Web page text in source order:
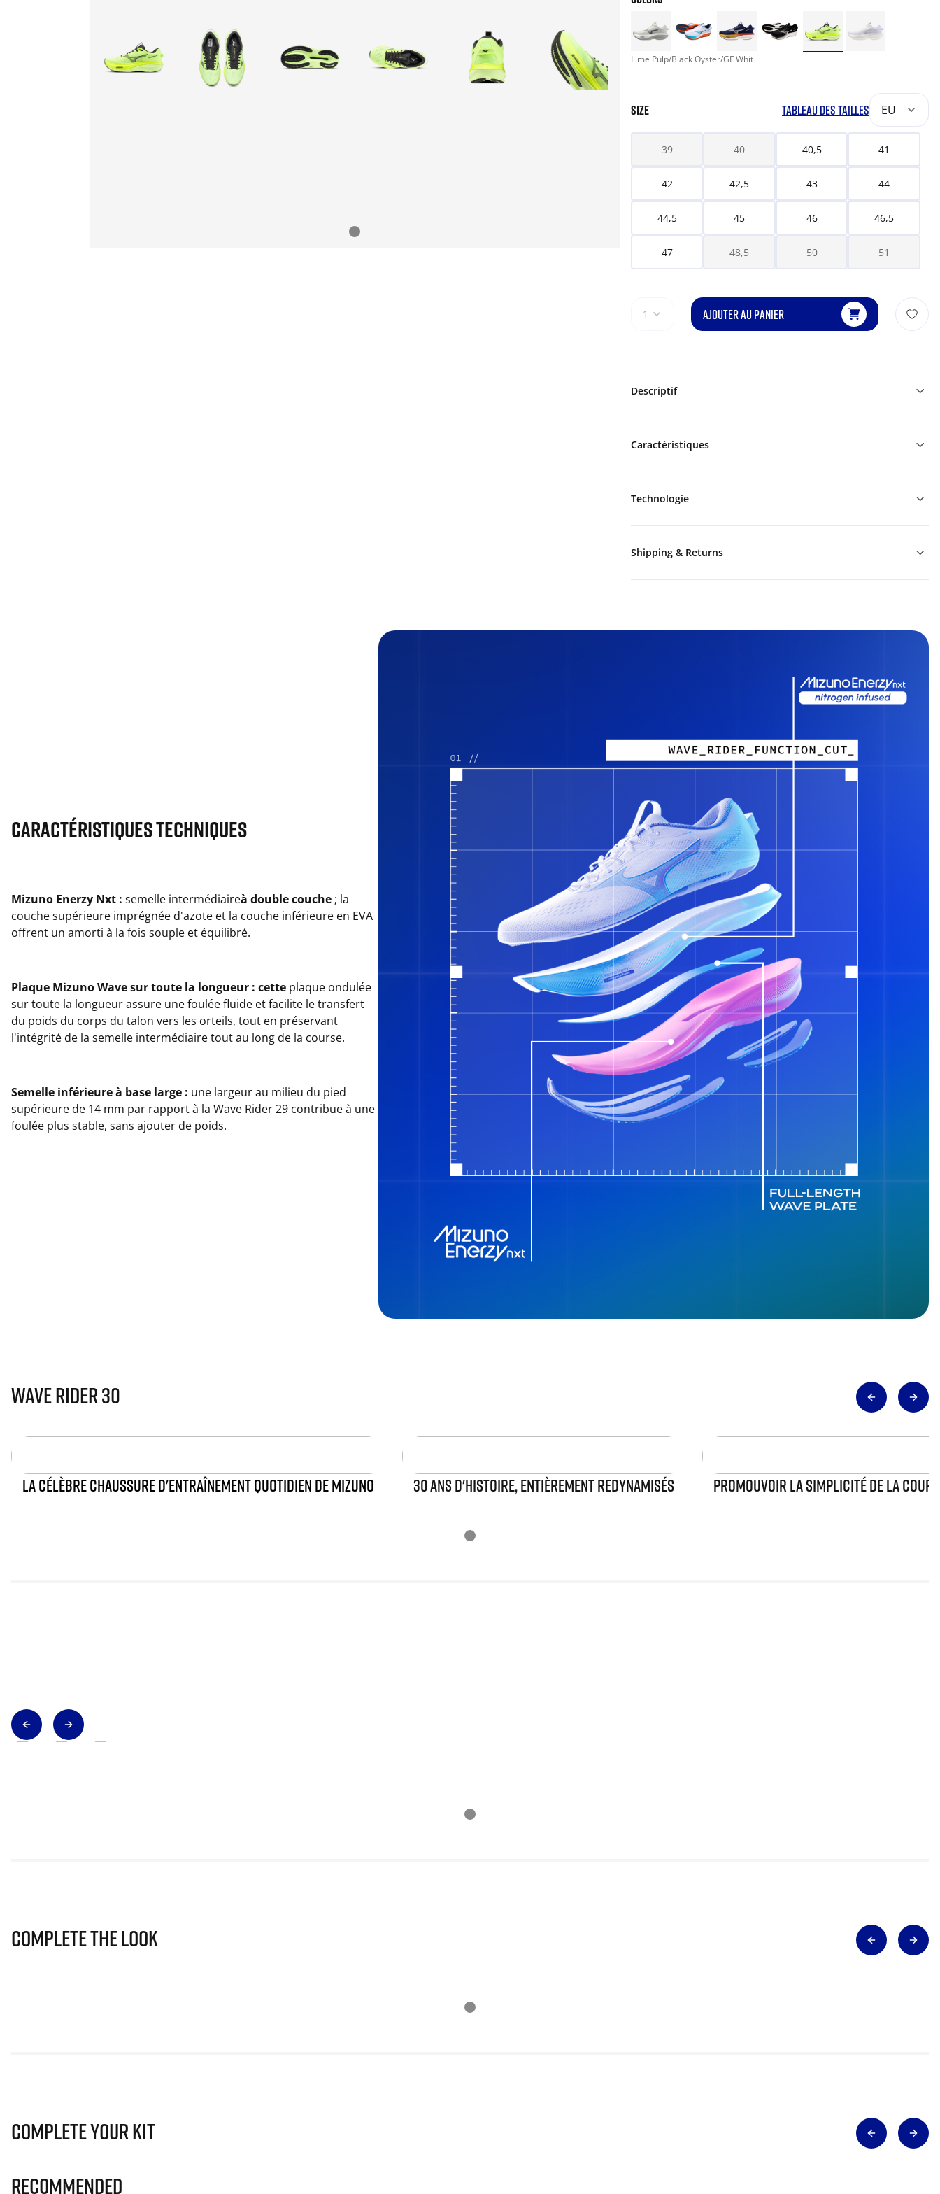
Lime Pulp/Black Oyster/GF Whit
SIZE TABLEAU DES TAILLES EU
39 40 40,5 41
42 42,5 43 44
44,5 45 46 46,5
47 48,5 50 51
1 AJOUTER AU PANIER
Descriptif
Caractéristiques
Technologie
Shipping & Returns
Caractéristiques techniques
Mizuno Enerzy Nxt : semelle intermédiaireà double couche; la
couche supérieure imprégnée d'azote et la couche inférieure en EVA
offrent un amorti à la fois souple et équilibré.
Plaque Mizuno Wave sur toute la longueur : cette plaque ondulée
sur toute la longueur assure une foulée fluide et facilite le transfert
du poids du corps du talon vers les orteils, tout en préservant
l'intégrité de la semelle intermédiaire tout au long de la course.
Semelle inférieure à base large : une largeur au milieu du pied
supérieure de 14 mm par rapport à la Wave Rider 29 contribue à une
foulée plus stable, sans ajouter de poids.
Wave Rider 30
LA CÉLÈBRE CHAUSSURE D'ENTRAÎNEMENT QUOTIDIEN DE MIZUNO 30 ANS D'HISTOIRE, ENTIÈREMENT REDYNAMISÉS PROMOUVOIR LA SIMPLICITÉ DE LA
Complete The Look
Complete Your Kit
Recommended